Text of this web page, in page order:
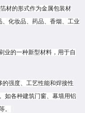
材的形式作为金属包装材
化妆品、药品、香烟、工业
业的一种新型材料，用于自
强度、工艺性能和焊接性
如各种建筑门窗、幕墙用铝
。